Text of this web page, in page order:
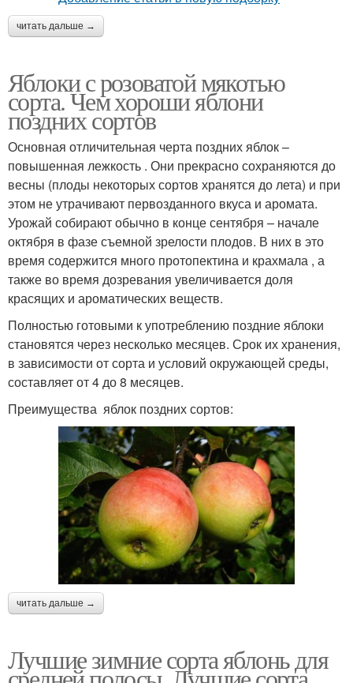
читать дальше →
Яблоки с розоватой мякотью
сорта. Чем хороши яблони
поздних сортов
Основная отличительная черта поздних яблок –
повышенная лежкость . Они прекрасно сохраняются до
весны (плоды некоторых сортов хранятся до лета) и при
этом не утрачивают первозданного вкуса и аромата.
Урожай собирают обычно в конце сентября – начале
октября в фазе съемной зрелости плодов. В них в это
время содержится много протопектина и крахмала , а
также во время дозревания увеличивается доля
красящих и ароматических веществ.
Полностью готовыми к употреблению поздние яблоки
становятся через несколько месяцев. Срок их хранения,
в зависимости от сорта и условий окружающей среды,
составляет от 4 до 8 месяцев.
Преимущества яблок поздних сортов:
читать дальше →
Лучшие зимние сорта яблонь для